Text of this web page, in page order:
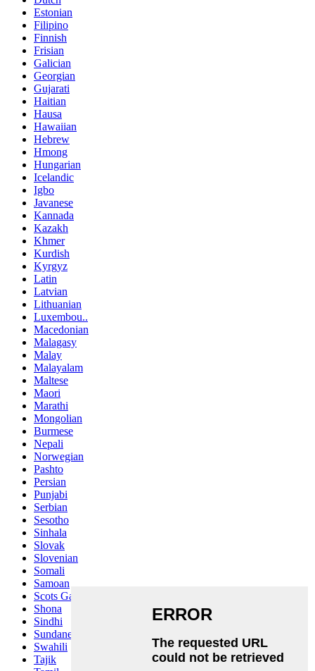
Estonian
Filipino
Finnish
Frisian
Galician
Georgian
Gujarati
Haitian
Hausa
Hawaiian
Hebrew
Hmong
Hungarian
Icelandic
Igbo
Javanese
Kannada
Kazakh
Khmer
Kurdish
Kyrgyz
Latin
Latvian
Lithuanian
Luxembou..
Macedonian
Malagasy
Malay
Malayalam
Maltese
Maori
Marathi
Mongolian
Burmese
Nepali
Norwegian
Pashto
Persian
Punjabi
Serbian
Sesotho
Sinhala
Slovak
Slovenian
Somali
Samoan
Scots Gaelic
Shona
Sindhi
Sundanese
Swahili
Tajik